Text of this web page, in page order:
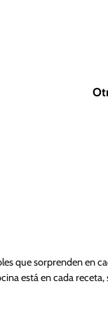
que sorprenden en
está en cada